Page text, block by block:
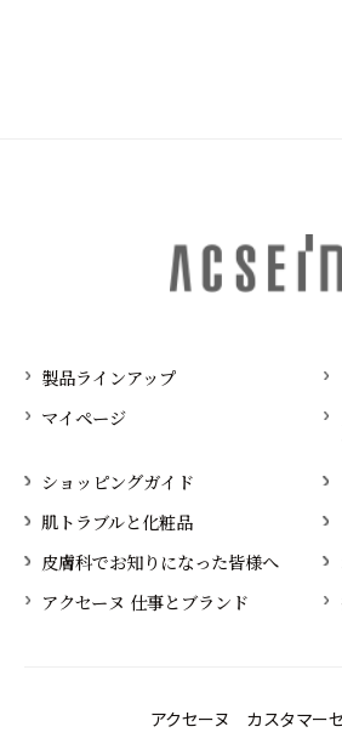
製品ラインアップ
マイページ
ショッピングガイド
肌トラブルと化粧品
皮膚科でお知りになった皆様へ
アクセーヌ 仕事とブランド
アクセーヌ カスタマー